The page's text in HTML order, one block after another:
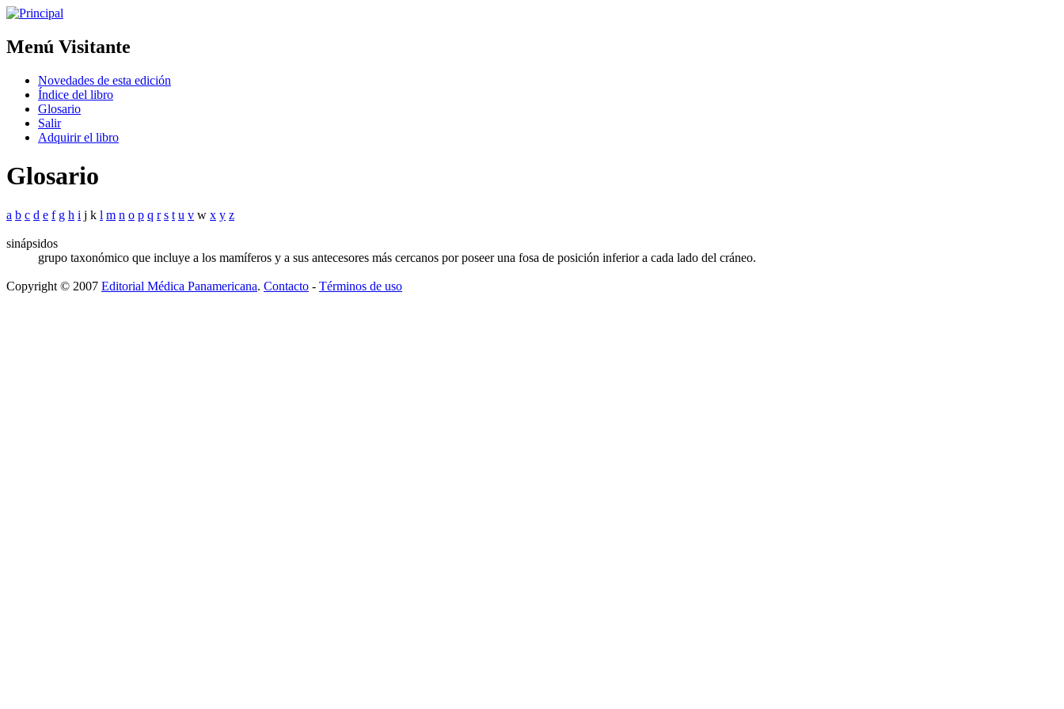
Menú Visitante
Novedades de esta edición
Índice del libro
Glosario
Salir
Adquirir el libro
Glosario
a b c d e f g h i j k l m n o p q r s t u v w x y z
sinápsidos
grupo taxonómico que incluye a los mamíferos y a sus antecesores más cercanos por poseer una fosa de posición inferior a cada lado del cráneo.
Copyright © 2007 Editorial Médica Panamericana. Contacto - Términos de uso